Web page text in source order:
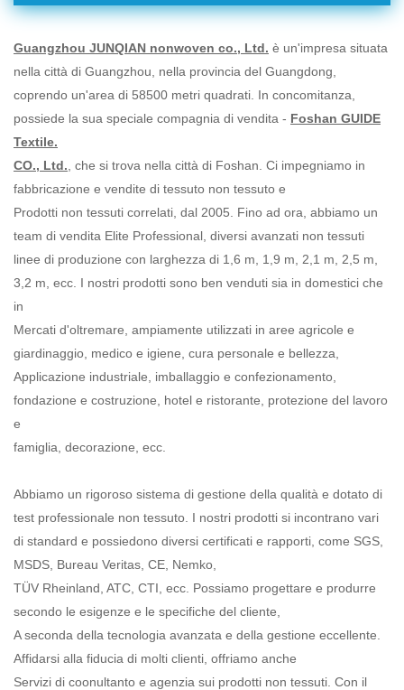
Guangzhou JUNQIAN nonwoven co., Ltd. è un'impresa situata
nella città di Guangzhou, nella provincia del Guangdong,
coprendo un'area di 58500 metri quadrati. In concomitanza,
possiede la sua speciale compagnia di vendita - Foshan GUIDE
Textile.
CO., Ltd. , che si trova nella città di Foshan. Ci impegniamo in
fabbricazione e vendite di tessuto non tessuto e
Prodotti non tessuti correlati, dal 2005. Fino ad ora, abbiamo un
team di vendita Elite Professional, diversi avanzati non tessuti
linee di produzione con larghezza di 1,6 m, 1,9 m, 2,1 m, 2,5 m,
3,2 m, ecc. I nostri prodotti sono ben venduti sia in domestici che
in
Mercati d'oltremare, ampiamente utilizzati in aree agricole e
giardinaggio, medico e igiene, cura personale e bellezza,
Applicazione industriale, imballaggio e confezionamento,
fondazione e costruzione, hotel e ristorante, protezione del lavoro
e
famiglia, decorazione, ecc.
Abbiamo un rigoroso sistema di gestione della qualità e dotato di
test professionale non tessuto. I nostri prodotti si incontrano vari
di standard e possiedono diversi certificati e rapporti, come SGS,
MSDS, Bureau Veritas, CE, Nemko,
TÜV Rheinland, ATC, CTI, ecc. Possiamo progettare e produrre
secondo le esigenze e le specifiche del cliente,
A seconda della tecnologia avanzata e della gestione eccellente.
Affidarsi alla fiducia di molti clienti, offriamo anche
Servizi di coonultanto e agenzia sui prodotti non tessuti. Con il